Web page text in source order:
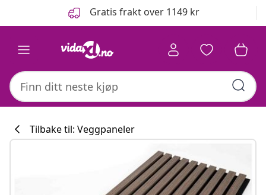
Gratis frakt over 1149 kr
Tilbake til: Veggpaneler